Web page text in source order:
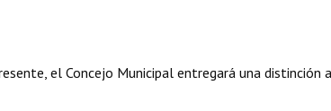
el Concejo Municipal entregará una distinción